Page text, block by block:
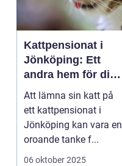
Kattpensionat i
Jönköping: Ett
andra hem för din
katt
Att lämna sin katt på
ett kattpensionat i
Jönköping kan vara en
oroande tanke f...
06 oktober 2025